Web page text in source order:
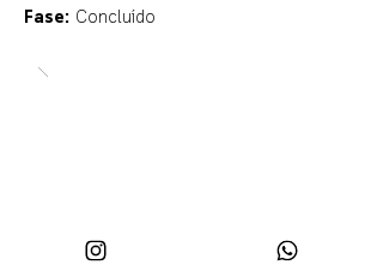
Fase: Concluído